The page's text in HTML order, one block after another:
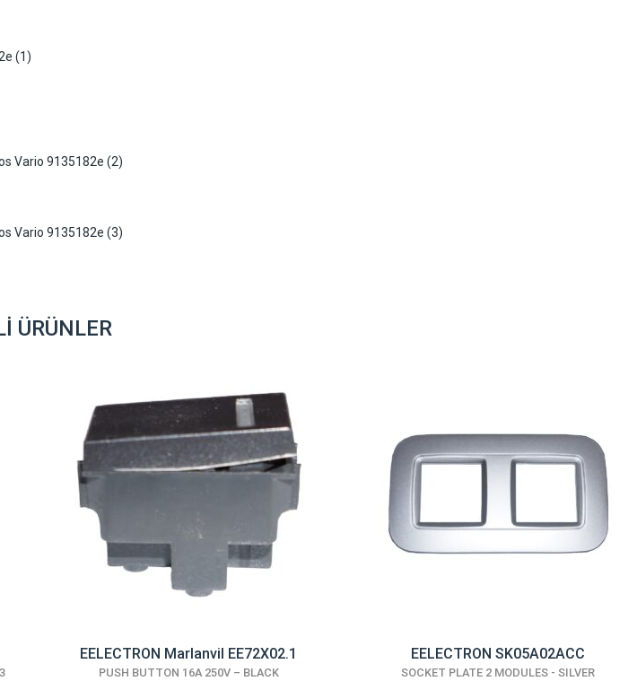
ÜRÜNLER
EELECTRON Marlanvil EE72X02.1
PUSH BUTTON 16A 250V – BLACK
EELECTRON SK05A02ACC
SOCKET PLATE 2 MODULES - SILVER